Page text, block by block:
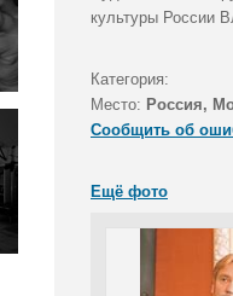
культуры России
Категория:
Место: Россия,
Сообщить об
Ещё фото